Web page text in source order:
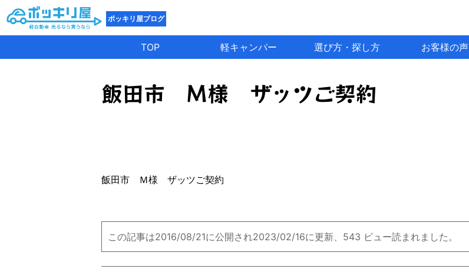
ポッキリ屋ブログ
TOP 軽キャンパー 選び方・探し方 お客様の声
飯田市 Ｍ様 ザッツご契約
飯田市 Ｍ様 ザッツご契約
この記事は2016/08/21に公開され2023/02/16に更新、543 ビュー読まれました。